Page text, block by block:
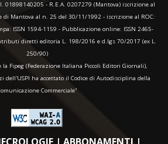
01898140205 - R.E.A. 0207279 (Mantova) iscrizione al
Mantova al n. 25 del 30/11/1992 - iscrizione al ROC:
ISSN 1594-1159 - Pubblicazione online: ISSN 2465-
diretti editoria L. 198/2016 e d.lgs 70/2017 (ex L.
250/90)
la Fipeg (Federazione Italiana Piccoli Editori Giornali),
dell'USPI ha accettato il Codice di Autodisciplina della
Commerciale"